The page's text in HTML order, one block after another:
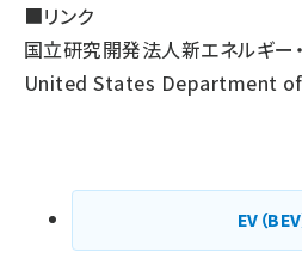
■リンク
国立研究開発法人新エネルギー
United States Department
EV（BEV